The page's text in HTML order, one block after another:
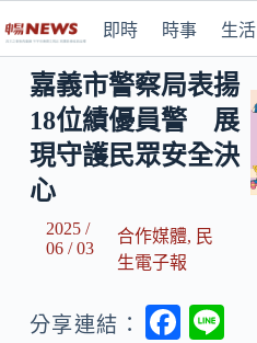
即時 時事 生活
嘉義市警察局表揚
18位績優員警 展
現守護民眾安全決
心
2025 /
06 / 03
合作媒體, 民
生電子報
分享連結：
F